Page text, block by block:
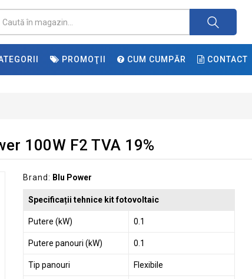
PROMOŢII CUM CUMPĂR CONTACT
100W F2 TVA 19%
Brand: Blu Power
Specificații tehnice kit fotovoltaic
Putere (kW) 0.1
Putere panouri (kW) 0.1
Tip panouri Flexibile